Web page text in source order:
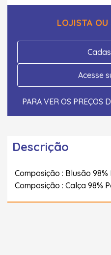
LOJISTA OU
Acesse
PARA VER OS PREÇOS
Descrição
Composição : Blusão
Composição : Calça 98%